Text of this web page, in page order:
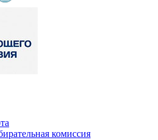
комиссия